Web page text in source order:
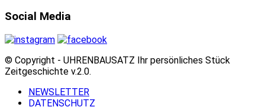
Social Media
© Copyright - UHRENBAUSATZ Ihr persönliches Stück
Zeitgeschichte v.2.0.
NEWSLETTER
DATENSCHUTZ